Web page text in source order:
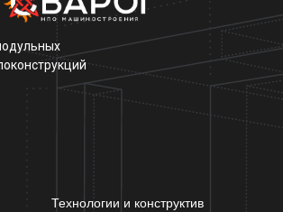
Технологии и конструктив